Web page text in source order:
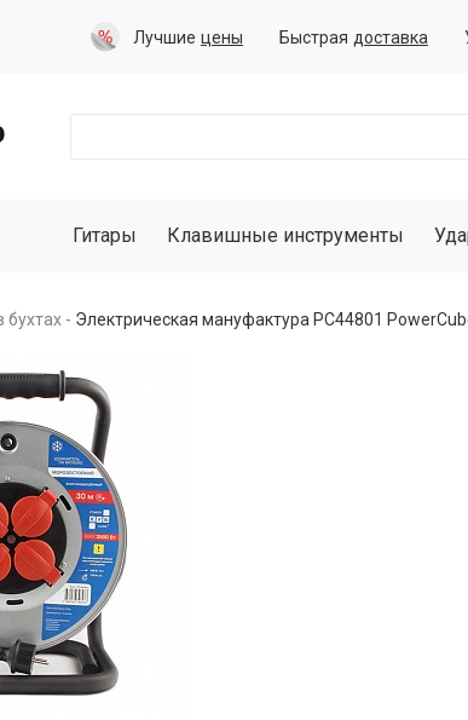
Лучшие цены Быстрая доставка
Гитары Клавишные инструменты
бухтах Электрическая мануфактура PC44801